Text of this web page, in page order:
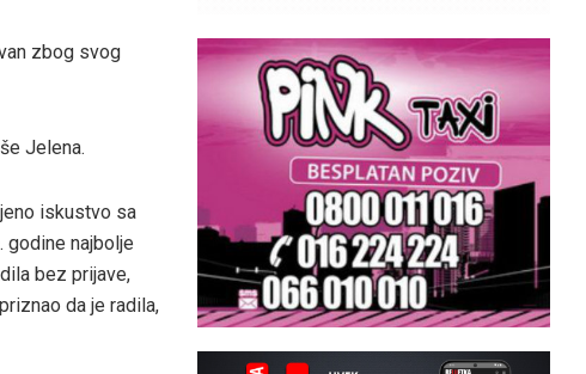
zbog svog
Jelena.
iskustvo sa
godine najbolje
bez prijave,
da je radila,